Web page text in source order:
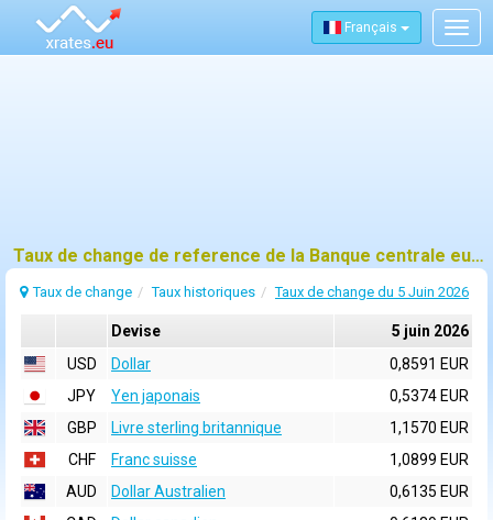
Français
Taux de change de reference de la Banque centrale europeenne (BCE) pour 5 juin 2026
Taux de change Taux historiques Taux de change du 5 Juin 2026
Devise
5 juin 2026
USD
Dollar
0,8591 EUR
JPY
Yen japonais
0,5374 EUR
GBP
Livre sterling britannique
1,1570 EUR
CHF
Franc suisse
1,0899 EUR
AUD
Dollar Australien
0,6135 EUR